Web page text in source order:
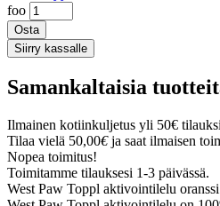
foo
Samankaltaisia
Ilmainen kotiinkuljetus yli 50€
Tilaa vielä 50,00€ja saat ilmaisen
Nopea toimitus!
Toimitamme tilauksesi 1-3 päivässä.
West Paw Toppl aktivointilelu oranssi